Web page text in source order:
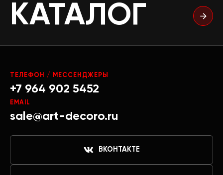
КАТАЛОГ
ТЕЛЕФОН / МЕССЕНДЖЕРЫ
+7 964 902 5452
EMAIL
sale@art-decoro.ru
ВКОНТАКТЕ